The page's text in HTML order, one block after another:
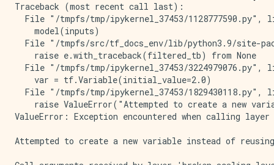
Traceback (most recent call last):
File "/tmpfs/tmp/ipykernel_37453/1128777590.py",
    model(inputs)
File "/tmpfs/src/tf_docs_env/lib/python3.9/site-
    raise e.with_traceback(filtered_tb) from None
File "/tmpfs/tmp/ipykernel_37453/3224979076.py",
    var = tf.Variable(initial_value=2.0)
File "/tmpfs/tmp/ipykernel_37453/1829430118.py",
raise ValueError("Attempted to create a new
ValueError: Exception encountered when calling
Attempted to create a new variable instead of